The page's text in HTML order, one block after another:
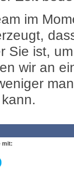
im
Sie ist,
wir an
mit: